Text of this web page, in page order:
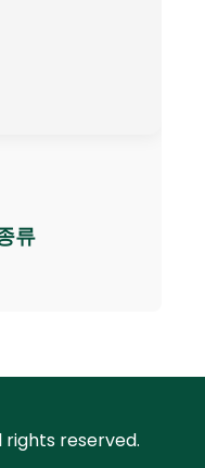
류
rights reserved.